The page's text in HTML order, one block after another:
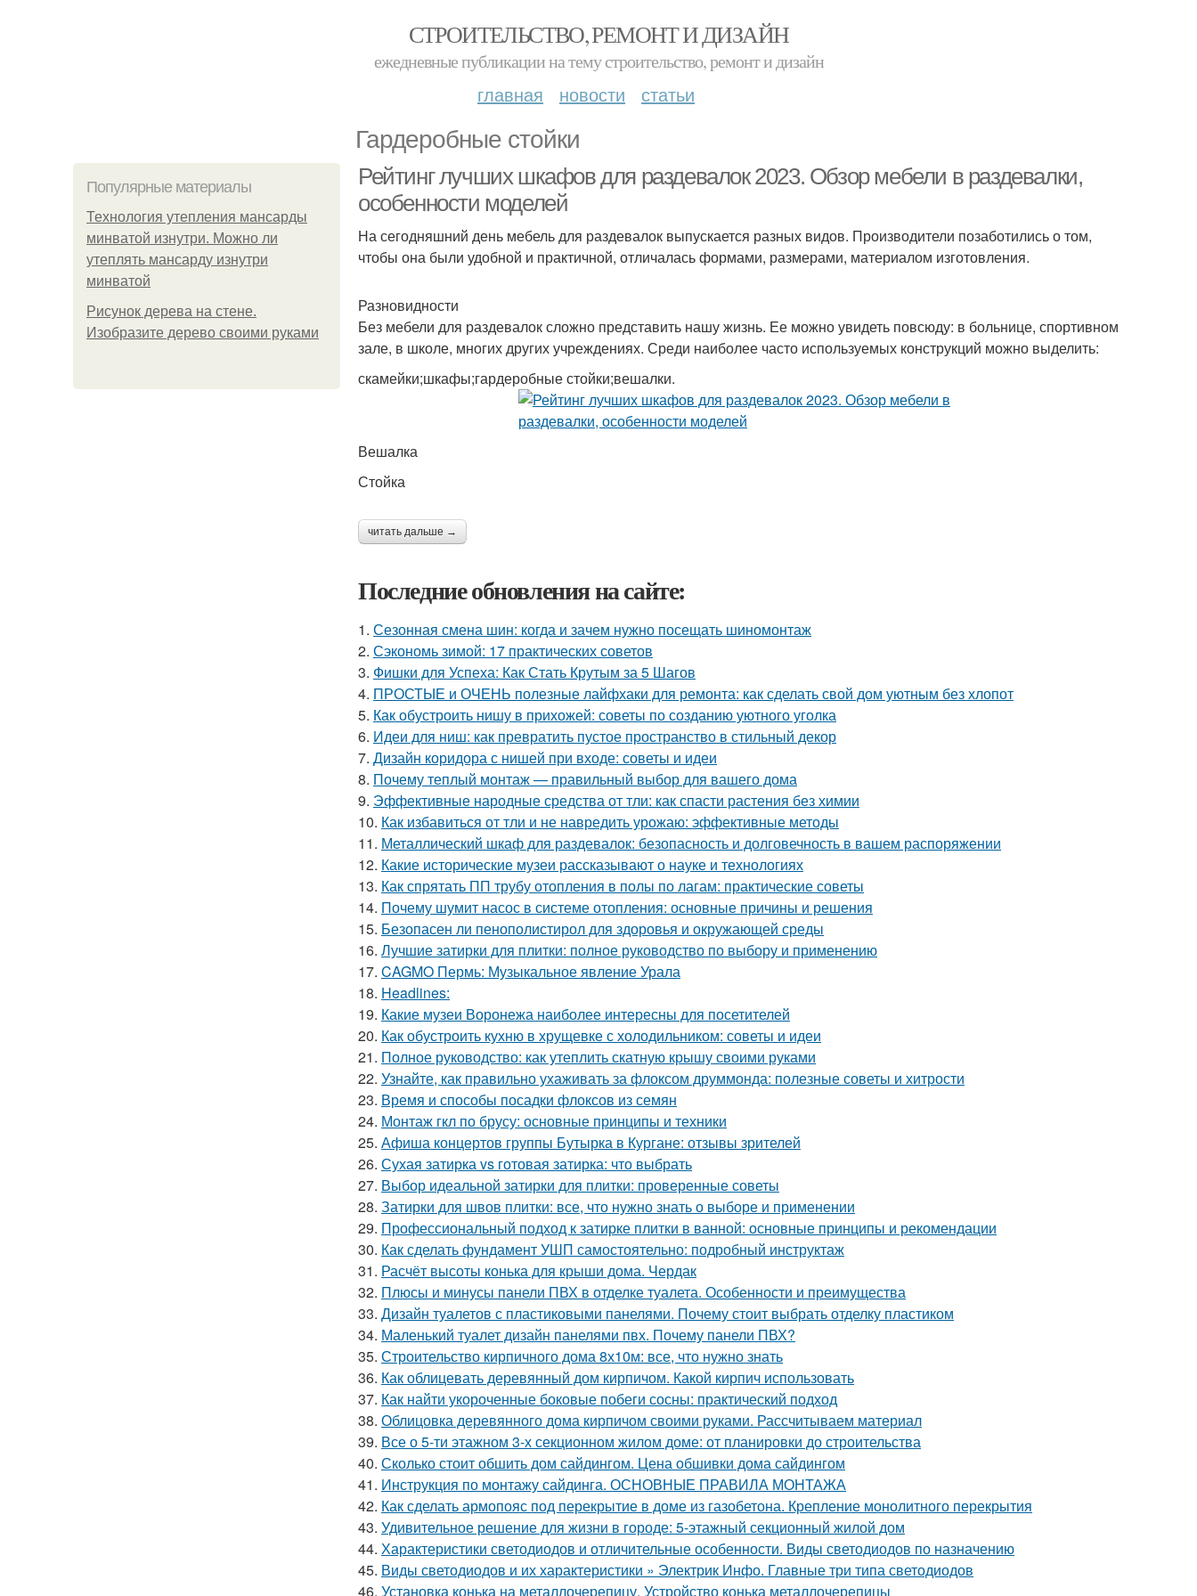
СТРОИТЕЛЬСТВО, РЕМОНТ И ДИЗАЙН
ежедневные публикации на тему строительство, ремонт и дизайн
главная новости статьи
Гардеробные стойки
Популярные материалы
Технология утепления мансарды
минватой изнутри. Можно ли
утеплять мансарду изнутри
минватой
Рисунок дерева на стене.
Изобразите дерево своими руками
Рейтинг лучших шкафов для раздевалок 2023. Обзор мебели в раздевалки,
особенности моделей
На сегодняшний день мебель для раздевалок выпускается разных видов. Производители позаботились о том,
чтобы она были удобной и практичной, отличалась формами, размерами, материалом изготовления.
Разновидности
Без мебели для раздевалок сложно представить нашу жизнь. Ее можно увидеть повсюду: в больнице, спортивном
зале, в школе, многих других учреждениях. Среди наиболее часто используемых конструкций можно выделить:
скамейки;шкафы;гардеробные стойки;вешалки.
Вешалка
Стойка
читать дальше →
Последние обновления на сайте:
1. Сезонная смена шин: когда и зачем нужно посещать шиномонтаж
2. Сэкономь зимой: 17 практических советов
3. Фишки для Успеха: Как Стать Крутым за 5 Шагов
4. ПРОСТЫЕ и ОЧЕНЬ полезные лайфхаки для ремонта: как сделать свой дом уютным без хлопот
5. Как обустроить нишу в прихожей: советы по созданию уютного уголка
6. Идеи для ниш: как превратить пустое пространство в стильный декор
7. Дизайн коридора с нишей при входе: советы и идеи
8. Почему теплый монтаж — правильный выбор для вашего дома
9. Эффективные народные средства от тли: как спасти растения без химии
10. Как избавиться от тли и не навредить урожаю: эффективные методы
11. Металлический шкаф для раздевалок: безопасность и долговечность в вашем распоряжении
12. Какие исторические музеи рассказывают о науке и технологиях
13. Как спрятать ПП трубу отопления в полы по лагам: практические советы
14. Почему шумит насос в системе отопления: основные причины и решения
15. Безопасен ли пенополистирол для здоровья и окружающей среды
16. Лучшие затирки для плитки: полное руководство по выбору и применению
17. CAGMO Пермь: Музыкальное явление Урала
18. Headlines:
19. Какие музеи Воронежа наиболее интересны для посетителей
20. Как обустроить кухню в хрущевке с холодильником: советы и идеи
21. Полное руководство: как утеплить скатную крышу своими руками
22. Узнайте, как правильно ухаживать за флоксом друммонда: полезные советы и хитрости
23. Время и способы посадки флоксов из семян
24. Монтаж гкл по брусу: основные принципы и техники
25. Афиша концертов группы Бутырка в Кургане: отзывы зрителей
26. Сухая затирка vs готовая затирка: что выбрать
27. Выбор идеальной затирки для плитки: проверенные советы
28. Затирки для швов плитки: все, что нужно знать о выборе и применении
29. Профессиональный подход к затирке плитки в ванной: основные принципы и рекомендации
30. Как сделать фундамент УШП самостоятельно: подробный инструктаж
31. Расчёт высоты конька для крыши дома. Чердак
32. Плюсы и минусы панели ПВХ в отделке туалета. Особенности и преимущества
33. Дизайн туалетов с пластиковыми панелями. Почему стоит выбрать отделку пластиком
34. Маленький туалет дизайн панелями пвх. Почему панели ПВХ?
35. Строительство кирпичного дома 8х10м: все, что нужно знать
36. Как облицевать деревянный дом кирпичом. Какой кирпич использовать
37. Как найти укороченные боковые побеги сосны: практический подход
38. Облицовка деревянного дома кирпичом своими руками. Рассчитываем материал
39. Все о 5-ти этажном 3-х секционном жилом доме: от планировки до строительства
40. Сколько стоит обшить дом сайдингом. Цена обшивки дома сайдингом
41. Инструкция по монтажу сайдинга. ОСНОВНЫЕ ПРАВИЛА МОНТАЖА
42. Как сделать армопояс под перекрытие в доме из газобетона. Крепление монолитного перекрытия
43. Удивительное решение для жизни в городе: 5-этажный секционный жилой дом
44. Характеристики светодиодов и отличительные особенности. Виды светодиодов по назначению
45. Виды светодиодов и их характеристики » Электрик Инфо. Главные три типа светодиодов
46. Установка конька на металлочерепицу. Устройство конька металлочерепицы